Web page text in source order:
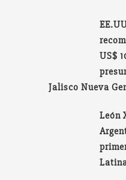
US$
Jalisco Nueva
León